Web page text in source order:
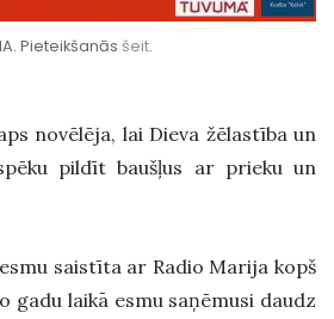
Pieteikšanās šeit.
novēlēja, lai Dieva žēlastība un
pildīt baušļus ar prieku un
saistīta ar Radio Marija kopš
gadu laikā esmu saņēmusi daudz